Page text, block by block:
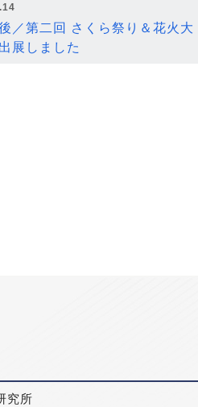
／第二回 さくら祭り＆花火大
展しました
究所